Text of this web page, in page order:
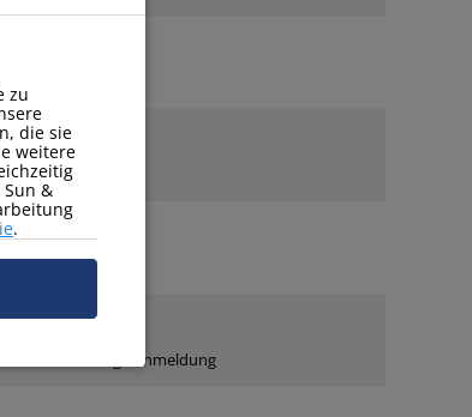
Selbstständige Anmeldung
zu
die sie
weitere
&
.